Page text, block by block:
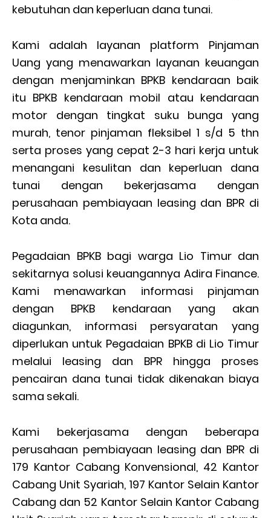
kebutuhan dan keperluan dana tunai.
Kami adalah layanan platform Pinjaman
Uang yang menawarkan layanan keuangan
dengan menjaminkan BPKB kendaraan baik
itu BPKB kendaraan mobil atau kendaraan
motor dengan tingkat suku bunga yang
murah, tenor pinjaman fleksibel 1 s/d 5 thn
serta proses yang cepat 2-3 hari kerja untuk
menangani kesulitan dan keperluan dana
tunai dengan bekerjasama dengan
perusahaan pembiayaan leasing dan BPR di
Kota anda.
Pegadaian BPKB bagi warga Lio Timur dan
sekitarnya solusi keuangannya Adira Finance.
Kami menawarkan informasi pinjaman
dengan BPKB kendaraan yang akan
diagunkan, informasi persyaratan yang
diperlukan untuk Pegadaian BPKB di Lio Timur
melalui leasing dan BPR hingga proses
pencairan dana tunai tidak dikenakan biaya
sama sekali.
Kami bekerjasama dengan beberapa
perusahaan pembiayaan leasing dan BPR di
179 Kantor Cabang Konvensional, 42 Kantor
Cabang Unit Syariah, 197 Kantor Selain Kantor
Cabang dan 52 Kantor Selain Kantor Cabang